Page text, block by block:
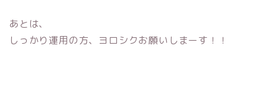
あとは、
しっかり運用の方、ヨロシクお願いしまーす！！